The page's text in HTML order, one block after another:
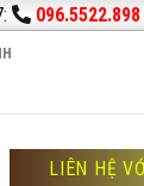
096.5522.898
LIÊN HỆ